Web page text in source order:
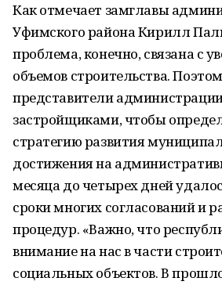
Как отмечает замглавы
Уфимского района Кирилл
проблема, конечно, связана с
объемов строительства.
представители
застройщиками, чтобы
стратегию развития
достижения на
месяца до четырех дней
сроки многих согласований и
процедур. «Важно, что
внимание на нас в части
социальных объектов. В